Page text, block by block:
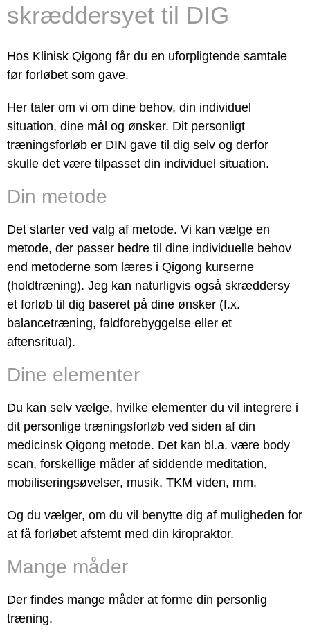
skræddersyet til DIG
Hos Klinisk Qigong får du en uforpligtende samtale
før forløbet som gave.
Her taler om vi om dine behov, din individuel
situation, dine mål og ønsker. Dit personligt
træningsforløb er DIN gave til dig selv og derfor
skulle det være tilpasset din individuel situation.
Din metode
Det starter ved valg af metode. Vi kan vælge en
metode, der passer bedre til dine individuelle behov
end metoderne som læres i Qigong kurserne
(holdtræning). Jeg kan naturligvis også skræddersy
et forløb til dig baseret på dine ønsker (f.x.
balancetræning, faldforebyggelse eller et
aftensritual).
Dine elementer
Du kan selv vælge, hvilke elementer du vil integrere i
dit personlige træningsforløb ved siden af din
medicinsk Qigong metode. Det kan bl.a. være body
scan, forskellige måder af siddende meditation,
mobiliseringsøvelser, musik, TKM viden, mm.
Og du vælger, om du vil benytte dig af muligheden for
at få forløbet afstemt med din kiropraktor.
Mange måder
Der findes mange måder at forme din personlig
træning.